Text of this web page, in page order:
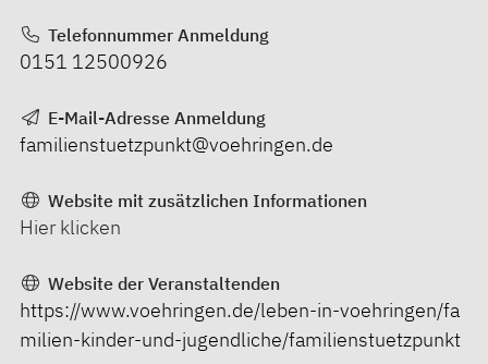
Telefonnummer Anmeldung
0151 12500926
E-Mail-Adresse Anmeldung
familienstuetzpunkt@voehringen.de
Website mit zusätzlichen Informationen
Hier klicken
Website der Veranstaltenden
https://www.voehringen.de/leben-in-voehringen/fa
milien-kinder-und-jugendliche/familienstuetzpunkt